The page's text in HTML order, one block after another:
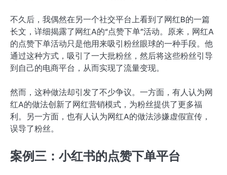
不久后，我偶然在另一个社交平台上看到了网红B的一篇
长文，详细揭露了网红A的“点赞下单”活动。原来，网红A
的点赞下单活动只是他用来吸引粉丝眼球的一种手段。他
通过这种方式，吸引了一大批粉丝，然后将这些粉丝引导
到自己的电商平台，从而实现了流量变现。
然而，这种做法却引发了不少争议。一方面，有人认为网
红A的做法创新了网红营销模式，为粉丝提供了更多福
利。另一方面，也有人认为网红A的做法涉嫌虚假宣传，
误导了粉丝。
案例三：小红书的点赞下单平台